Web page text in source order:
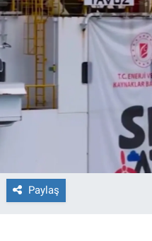
Paylaş
Tüm Haberler
İletişim
Künye
Süper Lig Puan
Tüm Manşetler
Son Dakika Haberleri